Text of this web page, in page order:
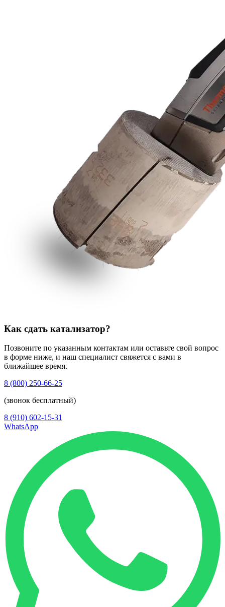
Как сдать катализатор?
Позвоните по указанным контактам или оставьте свой вопрос
в форме ниже, и наш специалист свяжется с вами в
ближайшее время.
8 (800) 250-66-25
(звонок бесплатный)
8 (910) 602-15-31
WhatsApp